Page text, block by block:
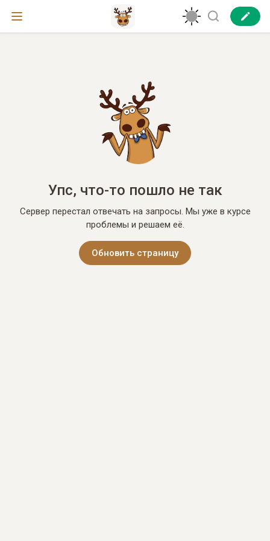
Упс, что-то пошло не так
Сервер перестал отвечать на запросы. Мы уже в курсе
проблемы и решаем её.
Обновить страницу